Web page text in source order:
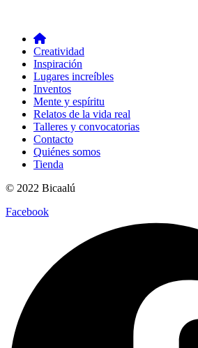
Creatividad
Inspiración
Lugares increíbles
Inventos
Mente y espíritu
Relatos de la vida real
Talleres y convocatorias
Contacto
Quiénes somos
Tienda
© 2022 Bicaalú
Facebook